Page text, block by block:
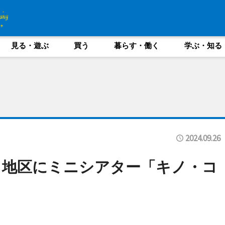
見る・遊ぶ 買う 暮らす・働く 学ぶ・知る
2024.09.26
区にミニシアター「キノ・コ